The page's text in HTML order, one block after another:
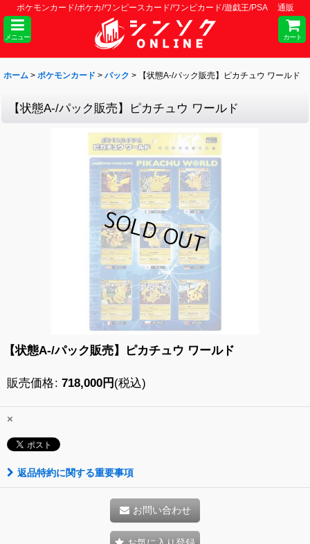
ポケモンカード/ポケカ/ワンピースカード/ワンピカード/遊戯王/PSA 通販
メニュー カート
ホーム > ポケモンカード > パック > 【状態A-/パック販売】ピカチュウ ワールド
【状態A-/パック販売】ピカチュウ ワールド
【状態A-/パック販売】ピカチュウ ワールド
販売価格: 718,000円 (税込)
×
返品特約に関する重要事項
お問い合わせ